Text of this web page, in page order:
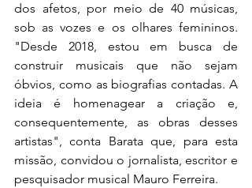
dos afetos, por meio de 40 músicas,
sob as vozes e os olhares femininos.
"Desde 2018, estou em busca de
construir musicais que não sejam
óbvios, como as biografias contadas. A
ideia é homenagear a criação e,
consequentemente, as obras desses
artistas", conta Barata que, para esta
missão, convidou o jornalista, escritor e
pesquisador musical Mauro Ferreira.